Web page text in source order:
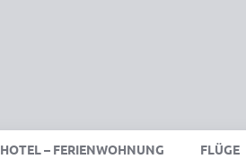
HOTEL – FERIENWOHNUNG FLÜGE